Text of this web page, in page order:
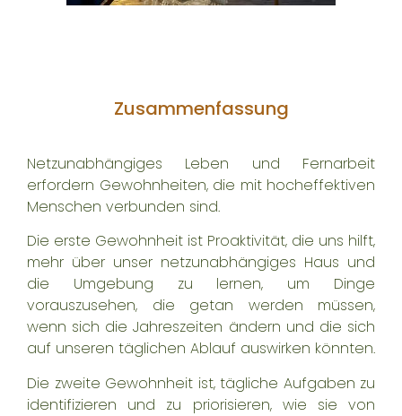
Zusammenfassung
Netzunabhängiges Leben und Fernarbeit
erfordern Gewohnheiten, die mit hocheffektiven
Menschen verbunden sind.
Die erste Gewohnheit ist Proaktivität, die uns hilft,
mehr über unser netzunabhängiges Haus und
die Umgebung zu lernen, um Dinge
vorauszusehen, die getan werden müssen,
wenn sich die Jahreszeiten ändern und die sich
auf unseren täglichen Ablauf auswirken könnten.
Die zweite Gewohnheit ist, tägliche Aufgaben zu
identifizieren und zu priorisieren, wie sie von